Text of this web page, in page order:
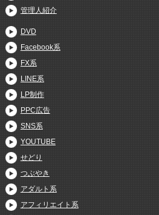
管理人紹介
DVD
Facebook系
FX系
LINE系
LP制作
PPC広告
SNS系
YOUTUBE
せどり
つぶやき
アダルト系
アフィリエイト系